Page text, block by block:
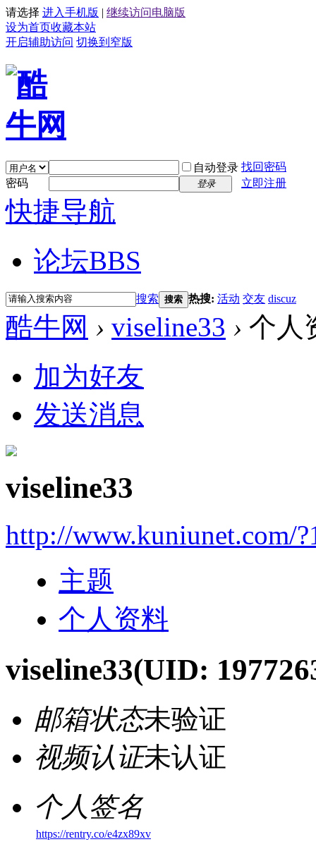
请选择 进入手机版 | 继续访问电脑版
设为首页收藏本站
开启辅助访问 切换到窄版
自动登录 找回密码
密码
登录 立即注册
快捷导航
论坛BBS
搜索 搜索 热搜: 活动 交友 discuz
酷牛网 › viseline33 › 个人
加为好友
发送消息
viseline33
http://www.kuniunet.com/
主题
个人资料
viseline33(UID:
邮箱状态未验证
视频认证未认证
个人签名
https://rentry.co/e4zx89xv